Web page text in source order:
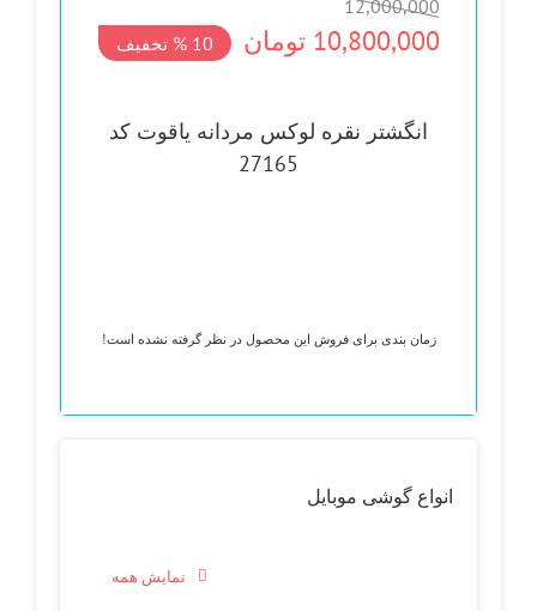
12,000,000
قیمت
بود.
10,800,000 تومان قیمت
فعلی
است.
10 % تخفیف
انگشتر نقره لوکس مردانه یاقوت کد
27165
زمان بندی برای فروش این محصول در نظر گرفته نشده است!
انواع گوشی موبایل
نمایش همه